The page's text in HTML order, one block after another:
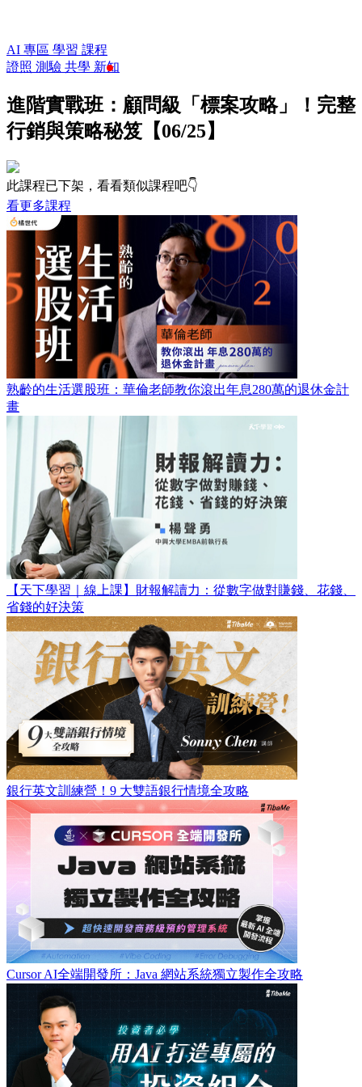
AI 專區 學習 課程
證照 測驗 共學 新知
進階實戰班：顧問級「標案攻略」！完整
行銷與策略秘笈【06/25】
此課程已下架，看看類似課程吧👇
看更多課程
熟齡的生活選股班：華倫老師教你滾出年息280萬的退休金計
畫
【天下學習｜線上課】財報解讀力：從數字做對賺錢、花錢、
省錢的好決策
銀行英文訓練營！9 大雙語銀行情境全攻略
Cursor AI全端開發所：Java 網站系統獨立製作全攻略